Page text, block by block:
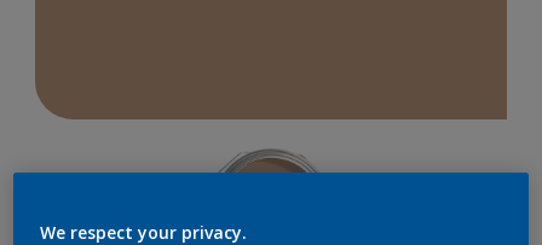
We respect your privacy.